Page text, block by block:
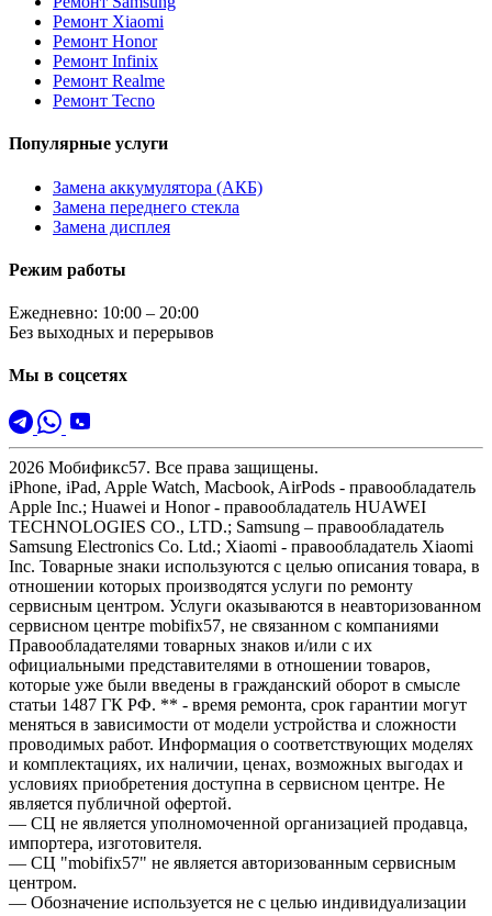
Ремонт Xiaomi
Ремонт Honor
Ремонт Infinix
Ремонт Realme
Ремонт Tecno
Популярные услуги
Замена аккумулятора (АКБ)
Замена переднего стекла
Замена дисплея
Режим работы
Ежедневно: 10:00 – 20:00
Без выходных и перерывов
Мы в соцсетях
2026 Мобификс57. Все права защищены.
iPhone, iPad, Apple Watch, Macbook, AirPods - правообладатель
Apple Inc.; Huawei и Honor - правообладатель HUAWEI
TECHNOLOGIES CO., LTD.; Samsung – правообладатель
Samsung Electronics Co. Ltd.; Xiaomi - правообладатель Xiaomi
Inc. Товарные знаки используются с целью описания товара, в
отношении которых производятся услуги по ремонту
сервисным центром. Услуги оказываются в неавторизованном
сервисном центре mobifix57, не связанном с компаниями
Правообладателями товарных знаков и/или с их
официальными представителями в отношении товаров,
которые уже были введены в гражданский оборот в смысле
статьи 1487 ГК РФ. ** - время ремонта, срок гарантии могут
меняться в зависимости от модели устройства и сложности
проводимых работ. Информация о соответствующих моделях
и комплектациях, их наличии, ценах, возможных выгодах и
условиях приобретения доступна в сервисном центре. Не
является публичной офертой.
— СЦ не является уполномоченной организацией продавца,
импортера, изготовителя.
— СЦ "mobifix57" не является авторизованным сервисным
центром.
— Обозначение используется не с целью индивидуализации